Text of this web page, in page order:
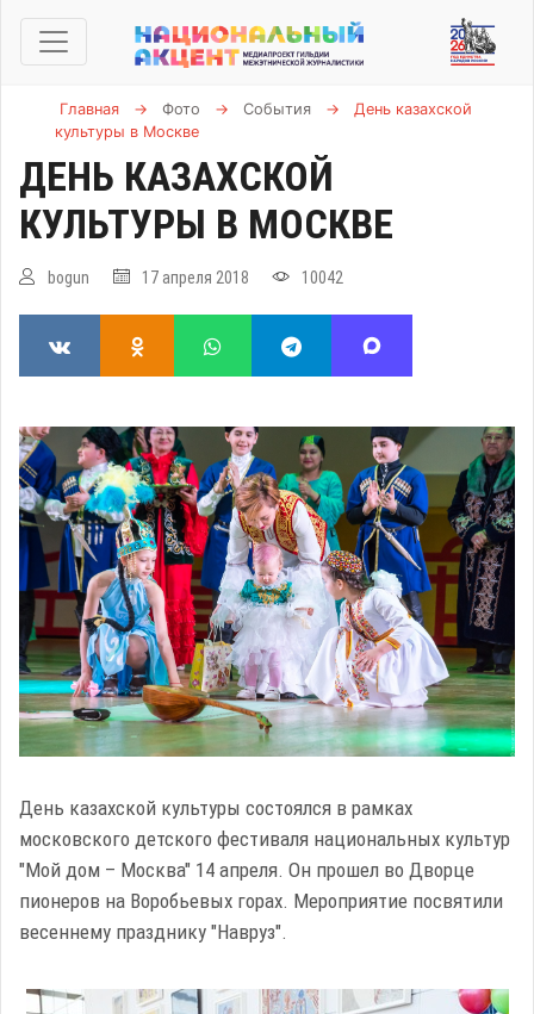
Главная → Фото → События →
День казахской
культуры в Москве
ДЕНЬ КАЗАХСКОЙ
КУЛЬТУРЫ В МОСКВЕ
bogun 17 апреля 2018 10042
День казахской культуры состоялся в рамках
московского детского фестиваля национальных культур
"Мой дом – Москва" 14 апреля. Он прошел во Дворце
пионеров на Воробьевых горах. Мероприятие посвятили
весеннему празднику "Навруз".